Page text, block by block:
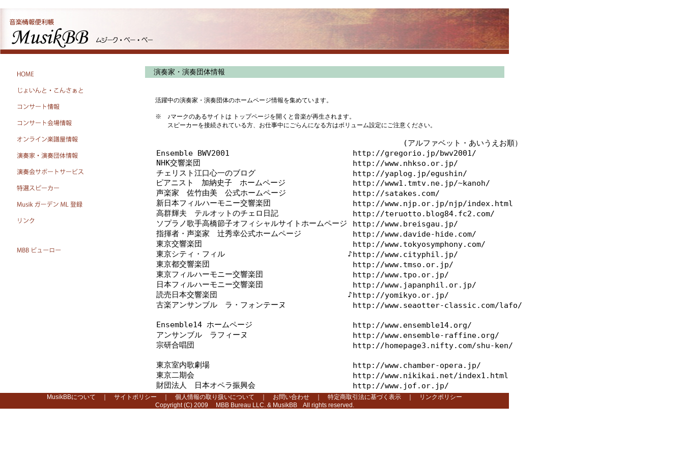
演奏家・演奏団体情報
活躍中の演奏家・演奏団体のホームページ情報を集めています。
※ ♪マークのあるサイトは トップページを開くと音楽が再生されます。
スピーカーを接続されている方、お仕事中にごらんになる方はボリューム設定にご注意ください。
(アルファベット・あいうえお順）
Ensemble BWV2001
http://gregorio.jp/bwv2001/
NHK交響楽団
http://www.nhkso.or.jp/
チェリスト江口心一のブログ
http://yaplog.jp/egushin/
ピアニスト 加納史子 ホームページ
http://www1.tmtv.ne.jp/~kanoh/
声楽家 佐竹由美 公式ホームページ
http://satakes.com/
新日本フィルハーモニー交響楽団
http://www.njp.or.jp/njp/index.html
高群輝夫 テルオットのチェロ日記
http://teruotto.blog84.fc2.com/
ソプラノ歌手高橋節子オフィシャルサイトホームページ
http://www.breisgau.jp/
指揮者・声楽家 辻秀幸公式ホームページ
http://www.davide-hide.com/
東京交響楽団
http://www.tokyosymphony.com/
東京シティ・フィル
♪http://www.cityphil.jp/
東京都交響楽団
http://www.tmso.or.jp/
東京フィルハーモニー交響楽団
http://www.tpo.or.jp/
日本フィルハーモニー交響楽団
http://www.japanphil.or.jp/
読売日本交響楽団
♪http://yomikyo.or.jp/
古楽アンサンブル ラ・フォンテーヌ
http://www.seaotter-classic.com/lafo/
Ensemble14 ホームページ
http://www.ensemble14.org/
アンサンブル ラフィーヌ
http://www.ensemble-raffine.org/
宗研合唱団
http://homepage3.nifty.com/shu-ken/
東京室内歌劇場
http://www.chamber-opera.jp/
東京二期会
http://www.nikikai.net/index1.html
財団法人 日本オペラ振興会
http://www.jof.or.jp/
MusikBBについて サイトポリシー 個人情報の取り扱いについて お問い合わせ 特定商取引法に基づく表示
リンクポリシー
Copyright (C) 2009 MBB Bureau LLC. & MusikBB All rights reserved.